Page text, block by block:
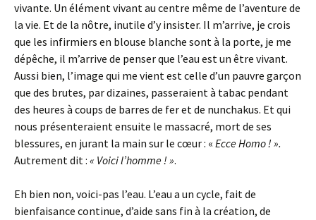
vivante. Un élément vivant au centre même de l’aventure de
la vie. Et de la nôtre, inutile d’y insister. Il m’arrive, je crois
que les infirmiers en blouse blanche sont à la porte, je me
dépêche, il m’arrive de penser que l’eau est un être vivant.
Aussi bien, l’image qui me vient est celle d’un pauvre garçon
que des brutes, par dizaines, passeraient à tabac pendant
des heures à coups de barres de fer et de nunchakus. Et qui
nous présenteraient ensuite le massacré, mort de ses
blessures, en jurant la main sur le cœur : « Ecce Homo ! ».
Autrement dit : « Voici l’homme ! ».
Eh bien non, voici-pas l’eau. L’eau a un cycle, fait de
bienfaisance continue, d’aide sans fin à la création, de